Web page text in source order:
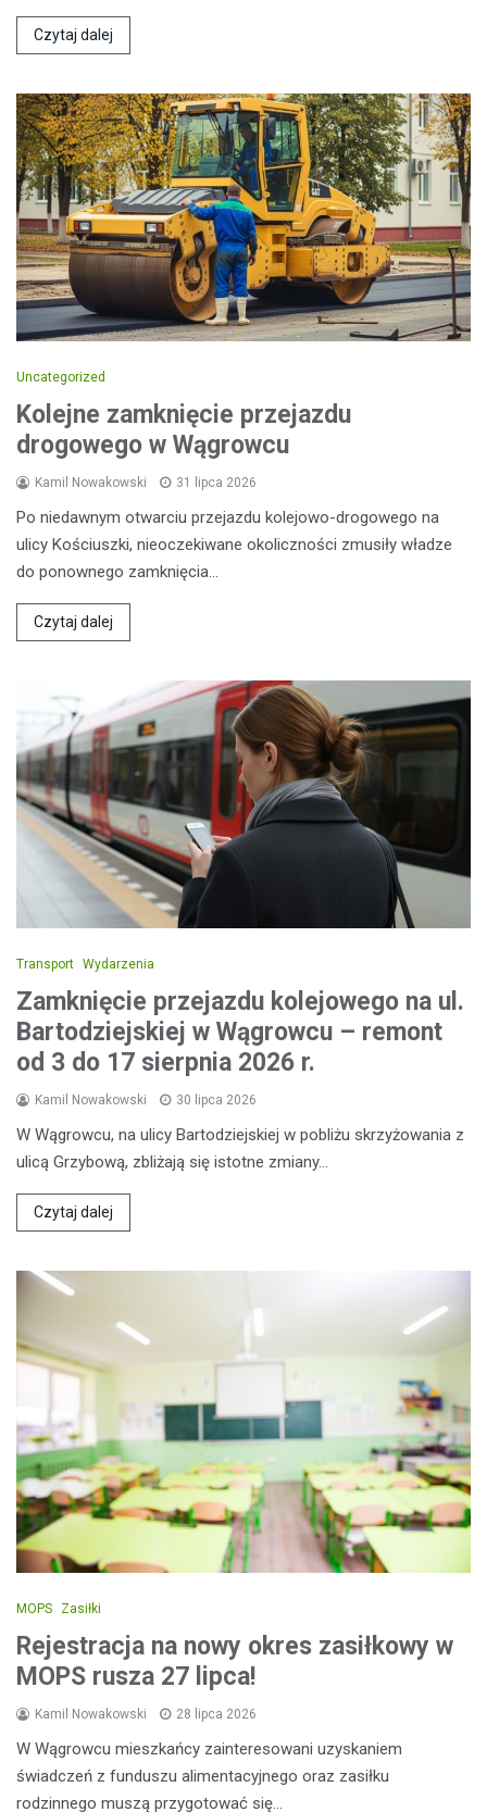
Czytaj dalej
Uncategorized
Kolejne zamknięcie przejazdu
drogowego w Wągrowcu
Kamil Nowakowski 31 lipca 2026
Po niedawnym otwarciu przejazdu kolejowo-drogowego na
ulicy Kościuszki, nieoczekiwane okoliczności zmusiły władze
do ponownego zamknięcia…
Czytaj dalej
Transport Wydarzenia
Zamknięcie przejazdu kolejowego na ul.
Bartodziejskiej w Wągrowcu – remont
od 3 do 17 sierpnia 2026 r.
Kamil Nowakowski 30 lipca 2026
W Wągrowcu, na ulicy Bartodziejskiej w pobliżu skrzyżowania z
ulicą Grzybową, zbliżają się istotne zmiany…
Czytaj dalej
MOPS Zasiłki
Rejestracja na nowy okres zasiłkowy w
MOPS rusza 27 lipca!
Kamil Nowakowski 28 lipca 2026
W Wągrowcu mieszkańcy zainteresowani uzyskaniem
świadczeń z funduszu alimentacyjnego oraz zasiłku
rodzinnego muszą przygotować się…